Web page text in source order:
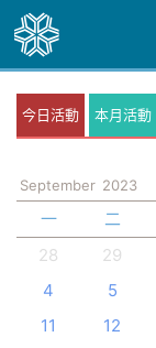
今日活動 本月活動
September 2023
一 二
28
29
4
5
11
12